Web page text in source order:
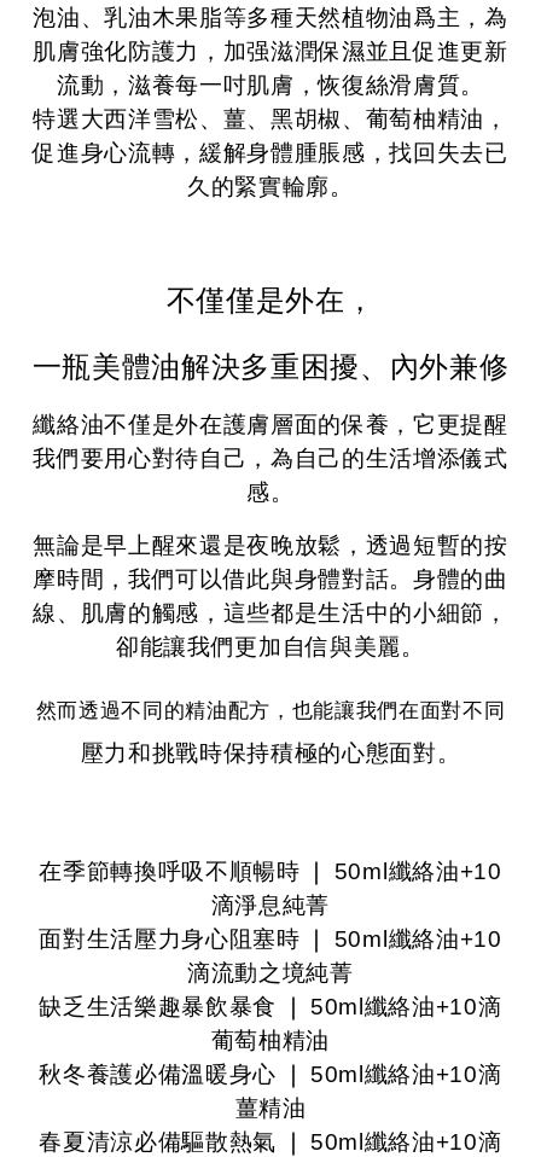
泡油、乳油木果脂等多種天然植物油爲主，為
肌膚強化防護力，加强滋潤保濕並且促進更新
流動，滋養每一吋肌膚，恢復絲滑膚質。
特選大西洋雪松、薑、黑胡椒、葡萄柚精油，
促進身心流轉，緩解身體腫脹感，找回失去已
久的緊實輪廓。
不僅僅是外在，
一瓶美體油解決多重困擾、內外兼修
纖絡油不僅是外在護膚層面的保養，它更提醒
我們要用心對待自己，為自己的生活增添儀式
感。
無論是早上醒來還是夜晚放鬆，透過短暫的按
摩時間，我們可以借此與身體對話。身體的曲
線、肌膚的觸感，這些都是生活中的小細節，
卻能讓我們更加自信與美麗。
然而透過不同的精油配方，也能讓我們在面對不同
壓力和挑戰時保持積極的心態面對。
在季節轉換呼吸不順暢時 ❘ 50ml纖絡油+10
滴淨息純菁
面對生活壓力身心阻塞時 ❘ 50ml纖絡油+10
滴流動之境純菁
缺乏生活樂趣暴飲暴食
❘ 50ml纖絡油+10滴
葡萄柚精油
秋冬養護必備溫暖身心
❘ 50ml纖絡油+10滴
薑精油
春夏清涼必備驅散熱氣
❘ 50ml纖絡油+10滴